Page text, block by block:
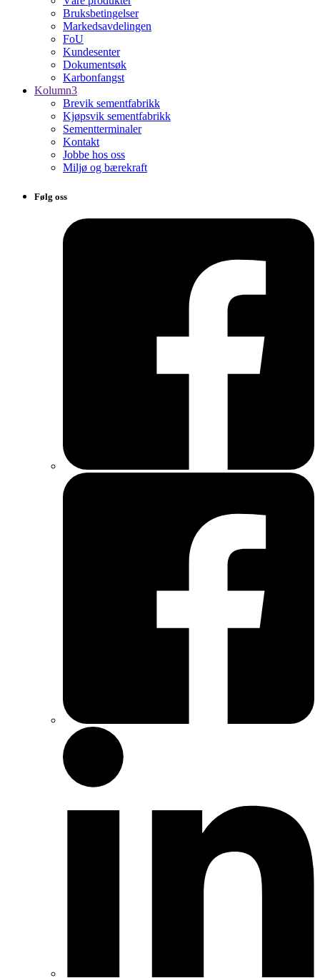
Bruksbetingelser
Markedsavdelingen
FoU
Kundesenter
Dokumentsøk
Karbonfangst
Kolumn3
Brevik sementfabrikk
Kjøpsvik sementfabrikk
Sementterminaler
Kontakt
Jobbe hos oss
Miljø og bærekraft
Følg oss